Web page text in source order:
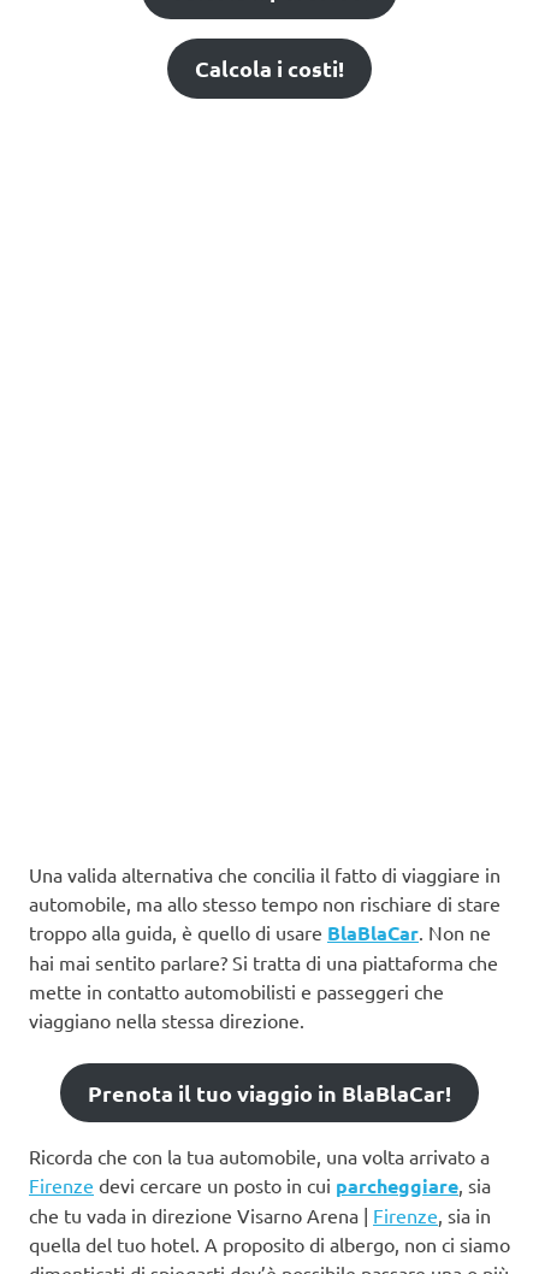
Calcola i costi!
Una valida alternativa che concilia il fatto di viaggiare in
automobile, ma allo stesso tempo non rischiare di stare
troppo alla guida, è quello di usare BlaBlaCar . Non ne
hai mai sentito parlare? Si tratta di una piattaforma che
mette in contatto automobilisti e passeggeri che
viaggiano nella stessa direzione.
Prenota il tuo viaggio in BlaBlaCar!
Ricorda che con la tua automobile, una volta arrivato a
Firenze devi cercare un posto in cui parcheggiare, sia
che tu vada in direzione Visarno Arena | Firenze, sia in
quella del tuo hotel. A proposito di albergo, non ci siamo